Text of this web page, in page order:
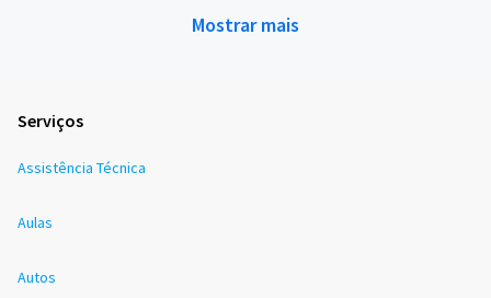
Mostrar mais
Serviços
Assistência Técnica
Aulas
Autos